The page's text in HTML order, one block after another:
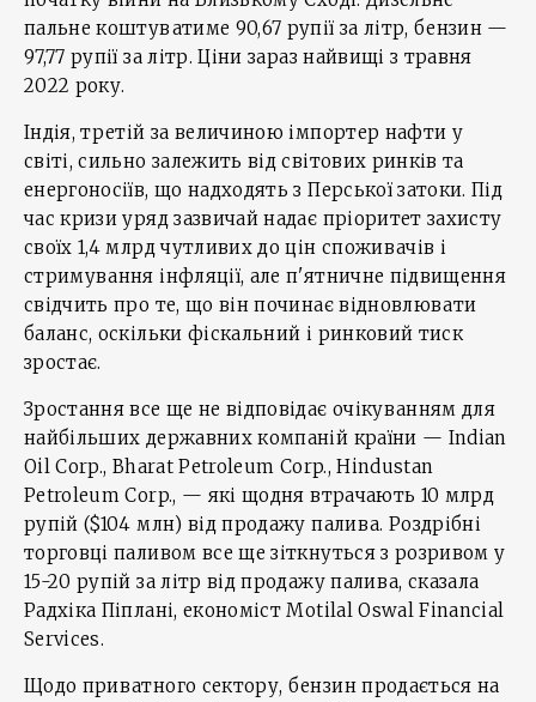
пальне коштуватиме 90,67 рупії за літр, бензин —
97,77 рупії за літр. Ціни зараз найвищі з травня
2022 року.
Індія, третій за величиною імпортер нафти у
світі, сильно залежить від світових ринків та
енергоносіїв, що надходять з Перської затоки. Під
час кризи уряд зазвичай надає пріоритет захисту
своїх 1,4 млрд чутливих до цін споживачів і
стримування інфляції, але п'ятничне підвищення
свідчить про те, що він починає відновлювати
баланс, оскільки фіскальний і ринковий тиск
зростає.
Зростання все ще не відповідає очікуванням для
найбільших державних компаній країни — Indian
Oil Corp., Bharat Petroleum Corp., Hindustan
Petroleum Corp., — які щодня втрачають 10 млрд
рупій ($104 млн) від продажу палива. Роздрібні
торговці паливом все ще зіткнуться з розривом у
15-20 рупій за літр від продажу палива, сказала
Радхіка Піплані, економіст Motilal Oswal Financial
Services.
Щодо приватного сектору, бензин продається на